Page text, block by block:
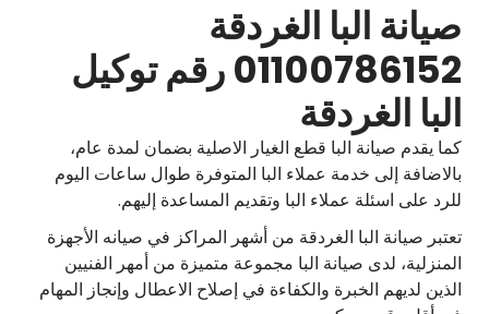
صيانة البا الغردقة
01100786152 رقم توكيل
البا الغردقة
كما يقدم صيانة البا قطع الغيار الاصلية بضمان لمدة عام،
بالاضافة إلى خدمة عملاء البا المتوفرة طوال ساعات اليوم
للرد على اسئلة عملاء البا وتقديم المساعدة إليهم.
تعتبر صيانة البا الغردقة من أشهر المراكز في صيانه الأجهزة
المنزلية، لدى صيانة البا مجموعة متميزة من أمهر الفنيين
الذين لديهم الخبرة والكفاءة في إصلاح الاعطال وإنجاز المهام